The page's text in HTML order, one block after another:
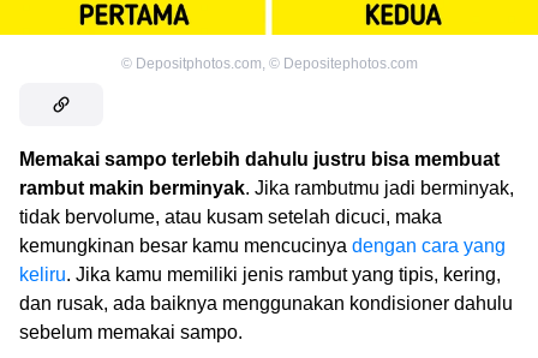
© Depositphotos.com, © Depositephotos.com
Memakai sampo terlebih dahulu justru bisa membuat
rambut makin berminyak. Jika rambutmu jadi berminyak,
tidak bervolume, atau kusam setelah dicuci, maka
kemungkinan besar kamu mencucinya dengan cara yang
keliru. Jika kamu memiliki jenis rambut yang tipis, kering,
dan rusak, ada baiknya menggunakan kondisioner dahulu
sebelum memakai sampo.